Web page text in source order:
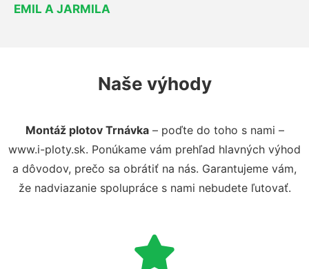
EMIL A JARMILA
Naše výhody
Montáž plotov Trnávka– poďte do toho s nami –
www.i-ploty.sk. Ponúkame vám prehľad hlavných výhod
a dôvodov, prečo sa obrátiť na nás. Garantujeme vám,
že nadviazanie spolupráce s nami nebudete ľutovať.